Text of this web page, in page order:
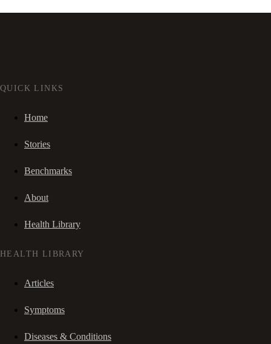
QUICK LINKS
Home
Stories
Benchmarks
About
Health Library
HEALTH LIBRARY
Articles
Symptoms
Diseases & Conditions